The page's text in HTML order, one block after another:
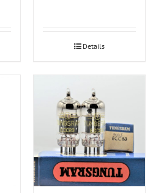
Details